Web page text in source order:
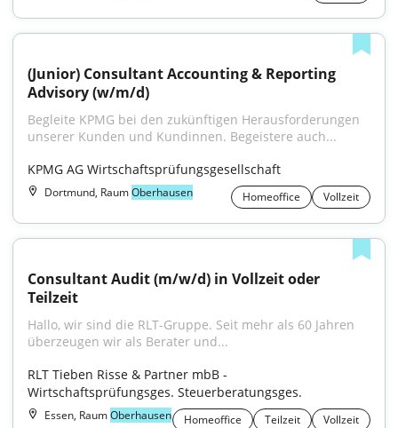
(Junior) Consultant Accounting & Reporting
Advisory (w/m/d)
Begleite KPMG bei den zukünftigen Herausforderungen
unserer Kunden und Kundinnen. Begeistere auch...
KPMG AG Wirtschaftsprüfungsgesellschaft
Dortmund, RaumOberhausen Homeoffice Vollzeit
Consultant Audit (m/w/d) in Vollzeit oder
Teilzeit
Hallo, wir sind die RLT-Gruppe. Seit mehr als 60 Jahren
überzeugen wir als Berater und...
RLT Tieben Risse & Partner mbB -
Wirtschaftsprüfungsges. Steuerberatungsges.
Essen, RaumOberhausen Homeoffice Teilzeit Vollzeit